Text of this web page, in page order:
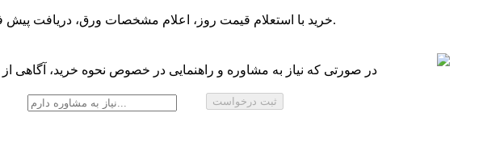
خرید با استعلام قیمت روز، اعلام مشخصات ورق، دریافت پیش ‌فاکتور، پرداخت و سپس ارسال کالا یا تحویل از انبار انجام می ‌شود.
در صورتی که نیاز به مشاوره و راهنمایی در خصوص نحوه خرید، آگاهی
ثبت درخواست